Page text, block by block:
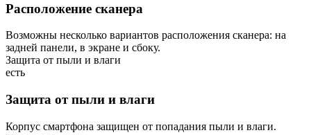
Расположение сканера
Возможны несколько вариантов расположения сканера: на
задней панели, в экране и сбоку.
Защита от пыли и влаги
есть
Защита от пыли и влаги
Корпус смартфона защищен от попадания пыли и влаги.